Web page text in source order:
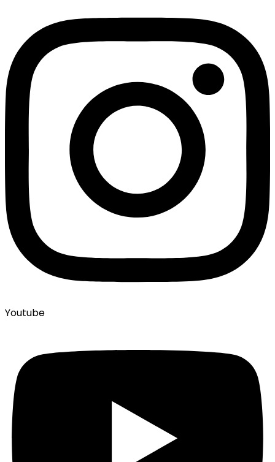
Youtube